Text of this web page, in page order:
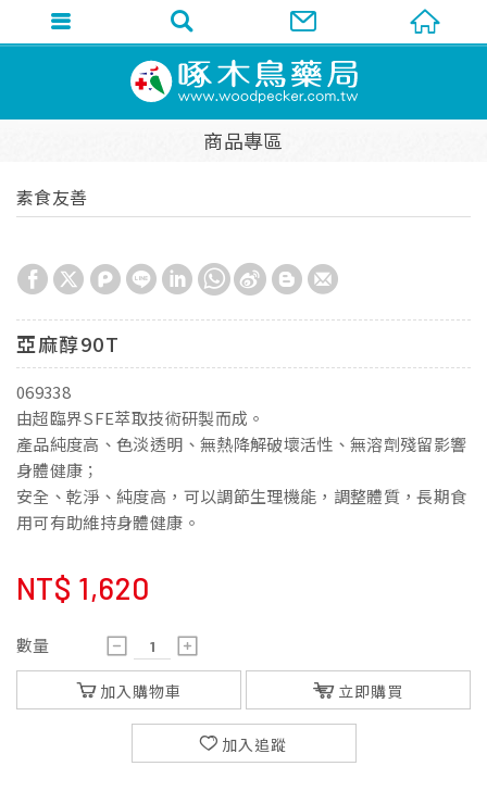
商品專區
素食友善
亞麻醇90T
069338
由超臨界SFE萃取技術研製而成。
產品純度高、色淡透明、無熱降解破壞活性、無溶劑殘留影響
身體健康；
安全、乾淨、純度高，可以調節生理機能，調整體質，長期食
用可有助維持身體健康。
NT$ 1,620
數量
加入購物車 立即購買
加入追蹤